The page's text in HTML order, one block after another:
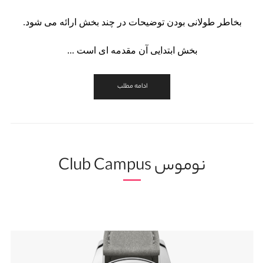
بخاطر طولانی بودن توضیحات در چند بخش ارائه می شود.
بخش ابتدایی آن مقدمه ای است ...
ادامه مطلب
نوموس Club Campus